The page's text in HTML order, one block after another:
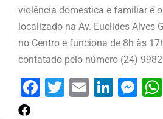
violência domestica e familiar é o
localizado na Av. Euclides Alves
no Centro e funciona de 8h às
contatado pelo número (24)
Facebook
Twitter
Email